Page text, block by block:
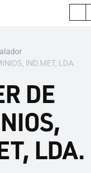
IND.MET, LDA.
DE
LDA.